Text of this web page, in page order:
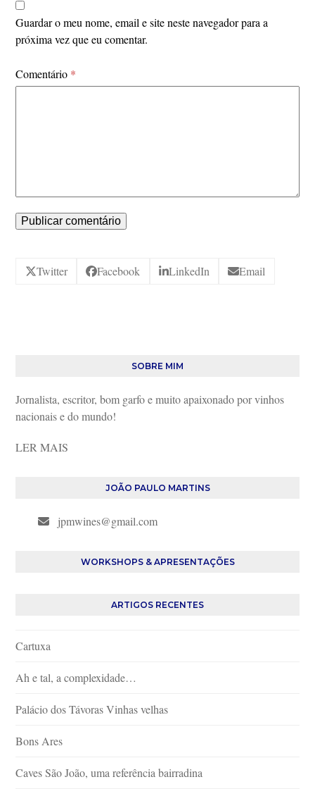
Guardar o meu nome, email e site neste navegador para a
próxima vez que eu comentar.
Comentário *
Twitter Facebook LinkedIn Email
SOBRE MIM
Jornalista, escritor, bom garfo e muito apaixonado por vinhos
nacionais e do mundo!
LER MAIS
JOÃO PAULO MARTINS
jpmwines@gmail.com
WORKSHOPS & APRESENTAÇÕES
ARTIGOS RECENTES
Cartuxa
Ah e tal, a complexidade…
Palácio dos Távoras Vinhas velhas
Bons Ares
Caves São João, uma referência bairradina